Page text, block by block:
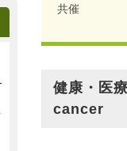
共催
健康・医
cancer